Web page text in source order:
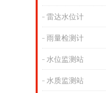
雷达水位计
雨量检测计
水位监测站
水质监测站